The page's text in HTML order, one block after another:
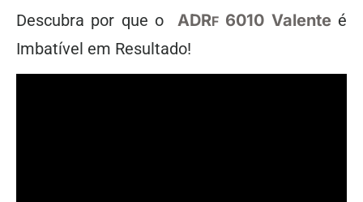
Descubra por que o ADRF6010 Valente é
Imbatível em Resultado!